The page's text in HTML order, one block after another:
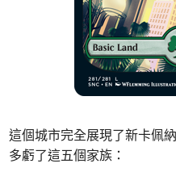
這個城市完全展現了新卡佩
多虧了這五個家族：